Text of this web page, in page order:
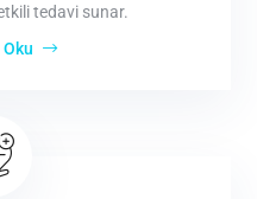
tedavi sunar.
Oku